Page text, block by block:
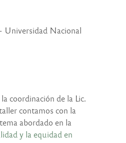
Universidad Nacional
coordinación de la Lic.
contamos con la
abordado en la
y la equidad en